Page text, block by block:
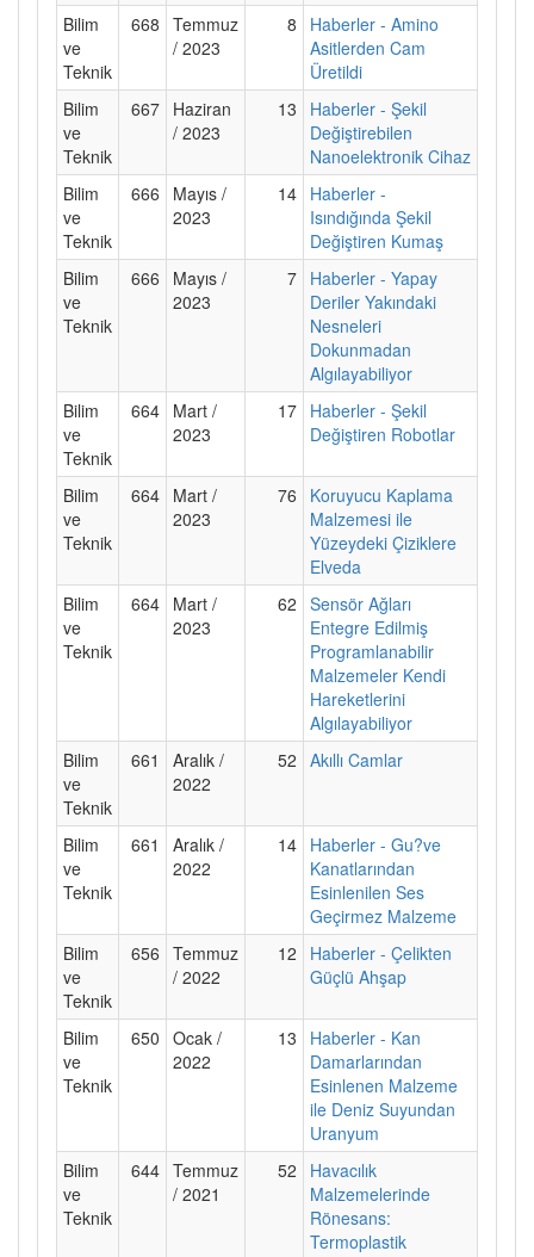
Bilim
ve
Teknik
668 Temmuz
/ 2023
8
Haberler - Amino
Asitlerden Cam
Üretildi
Bilim
ve
Teknik
667 Haziran
/ 2023
13
Haberler - Şekil
Değiştirebilen
Nanoelektronik Cihaz
Bilim
ve
Teknik
666
Mayıs /
2023
14 Haberler -
Isındığında Şekil
Değiştiren Kumaş
Bilim
ve
Teknik
666
Mayıs /
2023
7 Haberler - Yapay
Deriler Yakındaki
Nesneleri
Dokunmadan
Algılayabiliyor
Bilim
ve
Teknik
664 Mart /
2023
17 Haberler - Şekil
Değiştiren Robotlar
Bilim
ve
Teknik
664 Mart /
2023
76
Koruyucu Kaplama
Malzemesi ile
Yüzeydeki Çiziklere
Elveda
Bilim
ve
Teknik
664 Mart /
2023
62 Sensör Ağları
Entegre Edilmiş
Programlanabilir
Malzemeler Kendi
Hareketlerini
Algılayabiliyor
Bilim
ve
Teknik
661
Aralık /
2022
52 Akıllı Camlar
Bilim
ve
Teknik
661
Aralık /
2022
14 Haberler - Gu?ve
Kanatlarından
Esinlenilen Ses
Geçirmez Malzeme
Bilim
ve
Teknik
656 Temmuz
/ 2022
12
Haberler - Çelikten
Güçlü Ahşap
Bilim
ve
Teknik
650 Ocak /
2022
13
Haberler - Kan
Damarlarından
Esinlenen Malzeme
ile Deniz Suyundan
Uranyum
Bilim
ve
Teknik
644 Temmuz
/ 2021
52
Havacılık
Malzemelerinde
Rönesans:
Termoplastik